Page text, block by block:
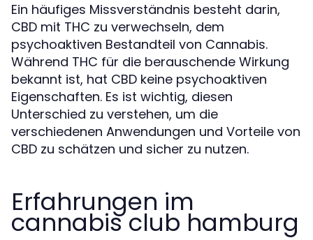
Ein häufiges Missverständnis besteht darin,
CBD mit THC zu verwechseln, dem
psychoaktiven Bestandteil von Cannabis.
Während THC für die berauschende Wirkung
bekannt ist, hat CBD keine psychoaktiven
Eigenschaften. Es ist wichtig, diesen
Unterschied zu verstehen, um die
verschiedenen Anwendungen und Vorteile von
CBD zu schätzen und sicher zu nutzen.
Erfahrungen im
cannabis club hamburg